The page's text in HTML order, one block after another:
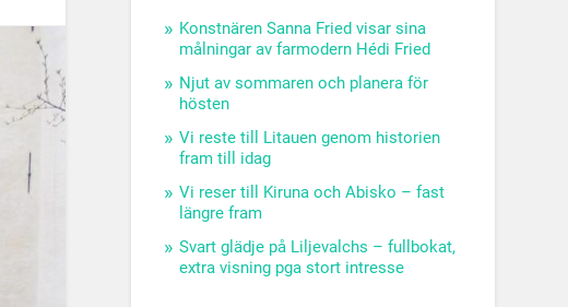
Konstnären Sanna Fried visar sina
målningar av farmodern Hédi Fried
Njut av sommaren och planera för
hösten
Vi reste till Litauen genom historien
fram till idag
Vi reser till Kiruna och Abisko – fast
längre fram
Svart glädje på Liljevalchs – fullbokat,
extra visning pga stort intresse